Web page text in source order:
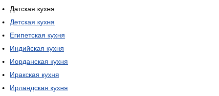
Датская кухня
Детская кухня
Египетская кухня
Индийская кухня
Иорданская кухня
Иракская кухня
Ирландская кухня